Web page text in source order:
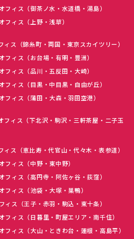
フィス（御茶ノ水・水道橋・湯島）
フィス（上野・浅草）
ス（錦糸町・両国・東京スカイツリー）
フィス（お台場・有明・豊洲）
フィス（品川・五反田・大崎）
フィス（目黒・中目黒・自由が丘）
フィス（蒲田・大森・羽田空港）
フィス（下北沢・駒沢・三軒茶屋・二子玉
ス（恵比寿・代官山・代々木・表参道）
フィス（中野・東中野）
フィス（高円寺・阿佐ヶ谷・荻窪）
フィス（池袋・大塚・巣鴨）
ィス（王子・赤羽・駒込・東十条）
フィス（日暮里・町屋エリア・南千住）
フィス（大山・ときわ台・蓮根・高島平）